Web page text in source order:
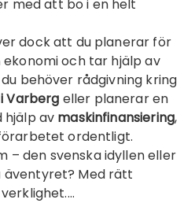
med att bo i en helt
dock att du planerar för
och tar hjälp av
behöver rådgivning kring
Varberg eller planerar en
hjälp av maskinfinansiering,
ordentligt.
– den svenska idyllen eller
äventyret? Med rätt